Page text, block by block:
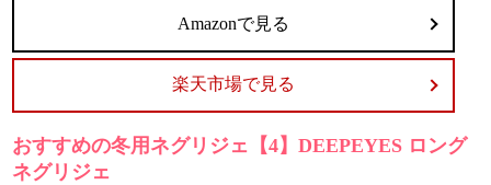
Amazonで見る
楽天市場で見る
おすすめの冬用ネグリジェ【4】DEEPEYES ロング
ネグリジェ